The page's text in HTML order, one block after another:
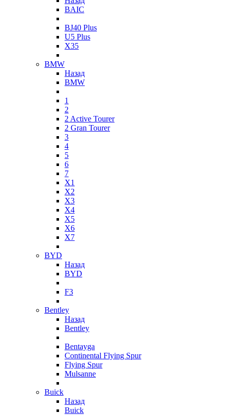
BAIC
BJ40 Plus
U5 Plus
X35
BMW
Назад
BMW
1
2
2 Active Tourer
2 Gran Tourer
3
4
5
6
7
X1
X2
X3
X4
X5
X6
X7
BYD
Назад
BYD
F3
Bentley
Назад
Bentley
Bentayga
Continental Flying Spur
Flying Spur
Mulsanne
Buick
Назад
Buick